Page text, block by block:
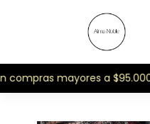
mayores a $95.000 -